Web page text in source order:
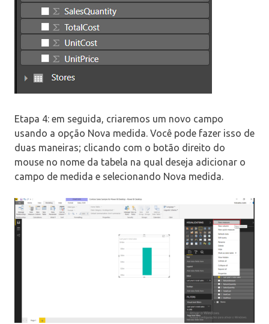
Etapa 4: em seguida, criaremos um novo campo
usando a opção Nova medida. Você pode fazer isso de
duas maneiras; clicando com o botão direito do
mouse no nome da tabela na qual deseja adicionar o
campo de medida e selecionando Nova medida.